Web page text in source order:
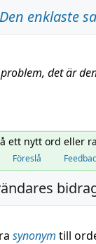
Den enklaste
det är
ett nytt ord eller
Föreslå
synonym till